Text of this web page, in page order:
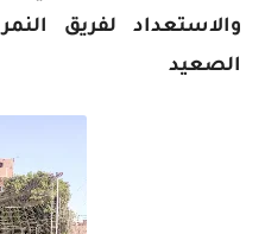
والاستعداد لفريق
الصعيد